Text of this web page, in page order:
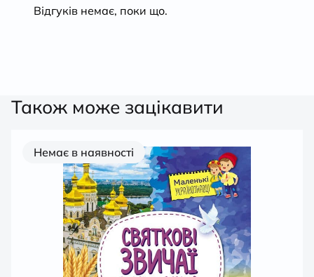
Відгуків немає, поки що.
Також може зацікавити
Немає в наявності